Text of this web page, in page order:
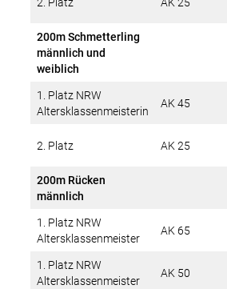
200m Schmetterling
männlich und
weiblich
1. Platz NRW
Altersklassenmeisterin
AK 45
2. Platz AK 25
200m Rücken
männlich
1. Platz NRW
Altersklassenmeister
AK 65
1. Platz NRW
Altersklassenmeister
AK 50